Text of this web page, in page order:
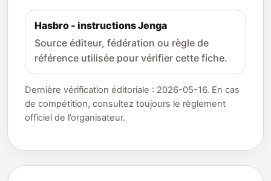
Hasbro - instructions Jenga
Source éditeur, fédération ou règle de
référence utilisée pour vérifier cette fiche.
Dernière vérification éditoriale : 2026-05-16. En cas
de compétition, consultez toujours le règlement
officiel de l’organisateur.